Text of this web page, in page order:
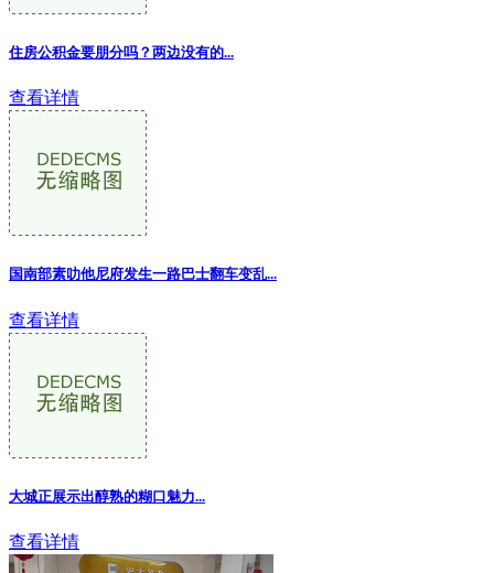
住房公积金要朋分吗？两边没有的...
查看详情
国南部素叻他尼府发生一路巴士翻车变乱...
查看详情
大城正展示出醇熟的糊口魅力...
查看详情